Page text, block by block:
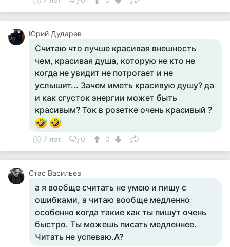
Юрий Дударев
Считаю что лучше красивая внешность
чем, красивая душа, которую не кто не
когда не увидит не потрогает и не
услышит... Зачем иметь красивую душу? да
и как сгусток энергии может быть
красивым? Ток в розетке очень красивый ?
7 лет 0 0
Стас Васильев
а я вообще считать не умею и пишу с
ошибками, а читаю вообще медленно
особенно когда такие как ты пишут очень
быстро. Ты можешь писать медленнее.
Читать не успеваю.А?